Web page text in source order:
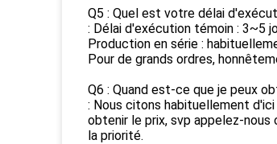
Q5 : Quel est votre délai
: Délai d'exécution témoin : 3~5
Production en série :
Pour de grands ordres,
Q6 : Quand est-ce que je peux
: Nous citons habituellement
obtenir le prix, svp appelez-
la priorité.